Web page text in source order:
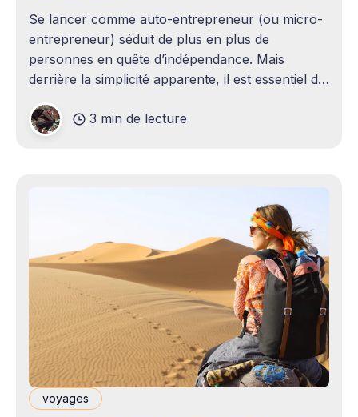
Se lancer comme auto-entrepreneur (ou micro-
entrepreneur) séduit de plus en plus de
personnes en quête d’indépendance. Mais
derrière la simplicité apparente, il est essentiel de
et les outils disponibles pour éviter les mauvaises
surprises. Dans cet article nous allons explorer
3 min de lecture
voyages